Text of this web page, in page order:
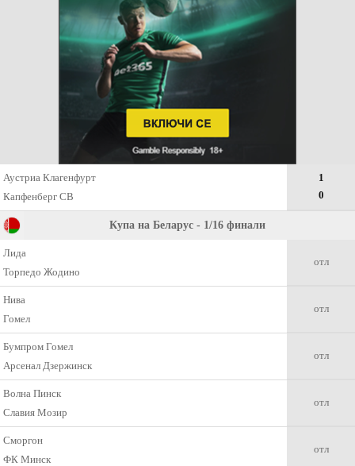
Аустриа Клагенфурт
Капфенберг СВ
1
0
Купа на Беларус - 1/16 финали
Лида
Торпедо Жодино
отл
Нива
Гомел
отл
Бумпром Гомел
Арсенал Дзержинск
отл
Волна Пинск
Славия Мозир
отл
Сморгон
ФК Минск
отл